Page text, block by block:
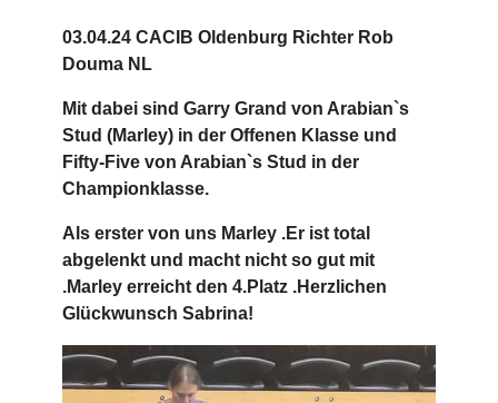
03.04.24 CACIB Oldenburg Richter Rob
Douma NL
Mit dabei sind Garry Grand von Arabian`s
Stud (Marley) in der Offenen Klasse und
Fifty-Five von Arabian`s Stud in der
Championklasse.
Als erster von uns Marley .Er ist total
abgelenkt und macht nicht so gut mit
.Marley erreicht den 4.Platz .Herzlichen
Glückwunsch Sabrina!